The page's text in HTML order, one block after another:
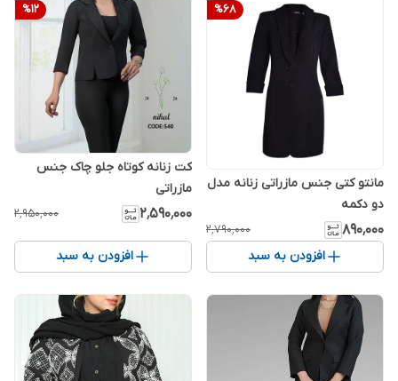
%68
مانتو کتی جنس مازراتی زنانه مدل
دو دکمه
۸۹۰٬۰۰۰ ۲٬۷۹۰٬۰۰۰
افزودن به سبد
%12
کت زنانه کوتاه جلو چاک جنس
مازراتی
۲٬۵۹۰٬۰۰۰ ۲٬۹۵۰٬۰۰۰
افزودن به سبد